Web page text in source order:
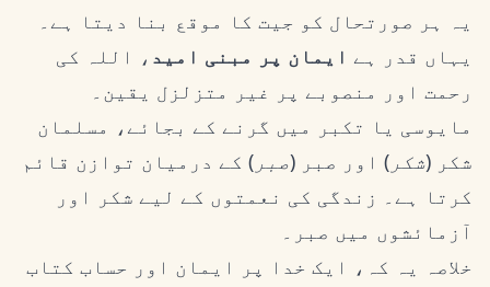
یہ ہر صورتحال کو جیت کا موقع بنا دیتا ہے۔
یہاں قدر ہے ایمان پر مبنی امید ، اللہ کی
رحمت اور منصوبے پر غیر متزلزل یقین۔
مایوسی یا تکبر میں گرنے کے بجائے، مسلمان
شکر (شکر ) اور صبر (صبر ) کے درمیان توازن قائم
کرتا ہے۔ زندگی کی نعمتوں کے لیے شکر اور
آزمائشوں میں صبر۔
خلاصہ یہ کہ، ایک خدا پر ایمان اور حساب کتاب